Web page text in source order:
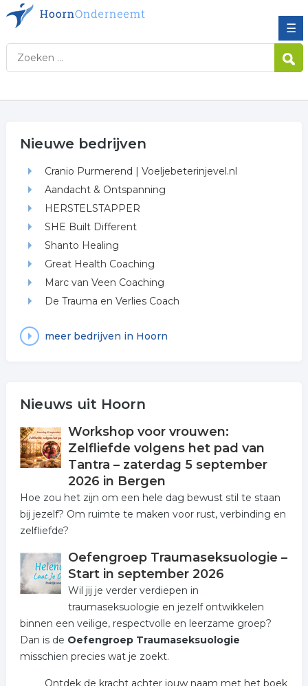
☰
Nieuwe bedrijven
Cranio Purmerend | Voeljebeterinjevel.nl
Aandacht & Ontspanning
HERSTELSTAPPER
SHE Built Different
Shanto Healing
Great Health Coaching
Marc van Veen Coaching
De Trauma en Verlies Coach
meer bedrijven in Hoorn
Nieuws uit Hoorn
Workshop voor vrouwen:
Zelfliefde volgens het pad van
Tantra – zaterdag 5 september
2026 in Bergen
Hoe zou het zijn om een hele dag bewust stil te staan
bij jezelf? Om ruimte te maken voor rust, verbinding en
zelfliefde?
Oefengroep Traumaseksuologie –
Start in september 2026
Wil jij je verder verdiepen in
traumaseksuologie en jezelf ontwikkelen
binnen een veilige, respectvolle en leerzame groep?
Dan is de Oefengroep Traumaseksuologie
misschien precies wat je zoekt.
Ontdek de kracht achter jouw naam met het boek